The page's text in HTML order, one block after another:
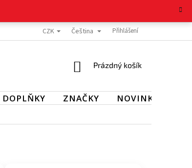
REKLAMAČNÍ ŘÁD OCHRANA OSOBNÍCH ÚDAJŮ
CZK Čeština Přihlášení
NÁKUPNÍ
Prázdný košík
DOPLŇKY ZNAČKY NOVINKY